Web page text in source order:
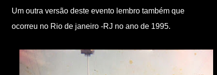
Um outra versão deste evento lembro também que
ocorreu no Rio de janeiro -RJ no ano de 1995.